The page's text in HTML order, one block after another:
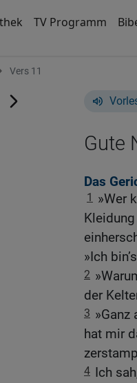
TV Programm
Vers 11
Gute
Das
1
»Wer
»Ich
2
der
3 »Ganz
hat mir
4 Ich